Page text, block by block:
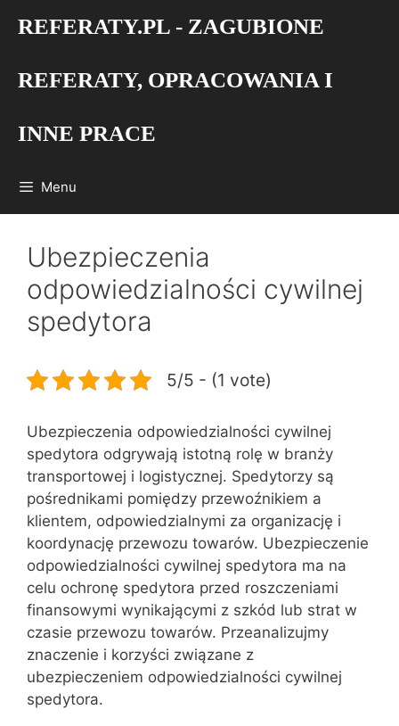
REFERATY.PL - ZAGUBIONE
REFERATY, OPRACOWANIA I
INNE PRACE
Menu
Ubezpieczenia
odpowiedzialności cywilnej
spedytora
5/5 - (1 vote)
Ubezpieczenia odpowiedzialności cywilnej
spedytora odgrywają istotną rolę w branży
transportowej i logistycznej. Spedytorzy są
pośrednikami pomiędzy przewoźnikiem a
klientem, odpowiedzialnymi za organizację i
koordynację przewozu towarów. Ubezpieczenie
odpowiedzialności cywilnej spedytora ma na
celu ochronę spedytora przed roszczeniami
finansowymi wynikającymi z szkód lub strat w
czasie przewozu towarów. Przeanalizujmy
znaczenie i korzyści związane z
ubezpieczeniem odpowiedzialności cywilnej
spedytora.